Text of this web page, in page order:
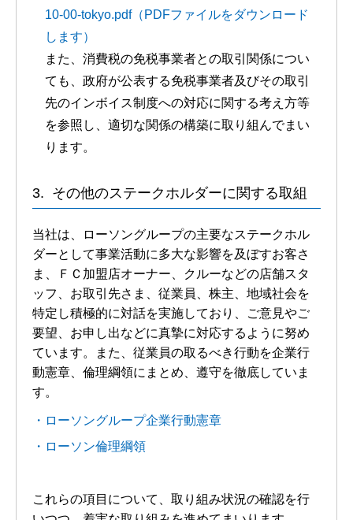
10-00-tokyo.pdf（PDFファイルをダウンロード
します）
また、消費税の免税事業者との取引関係につい
ても、政府が公表する免税事業者及びその取引
先のインボイス制度への対応に関する考え方等
を参照し、適切な関係の構築に取り組んでまい
ります。
その他のステークホルダーに関する取組
当社は、ローソングループの主要なステークホル
ダーとして事業活動に多大な影響を及ぼすお客さ
ま、ＦＣ加盟店オーナー、クルーなどの店舗スタ
ッフ、お取引先さま、従業員、株主、地域社会を
特定し積極的に対話を実施しており、ご意見やご
要望、お申し出などに真摯に対応するように努め
ています。また、従業員の取るべき行動を企業行
動憲章、倫理綱領にまとめ、遵守を徹底していま
す。
ローソングループ企業行動憲章
ローソン倫理綱領
これらの項目について、取り組み状況の確認を行